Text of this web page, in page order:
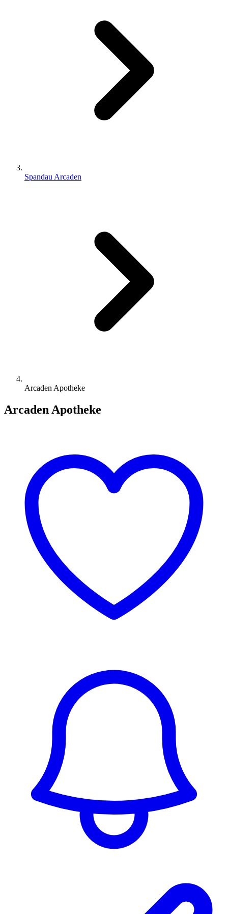
Spandau Arcaden
Arcaden Apotheke
Arcaden Apotheke